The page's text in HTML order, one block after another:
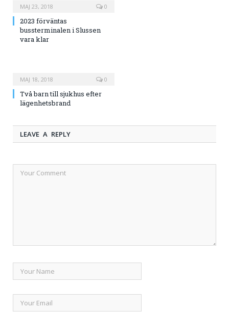
MAJ 23, 2018 0
2023 förväntas
bussterminalen i Slussen
vara klar
MAJ 18, 2018 0
Två barn till sjukhus efter
lägenhetsbrand
LEAVE A REPLY